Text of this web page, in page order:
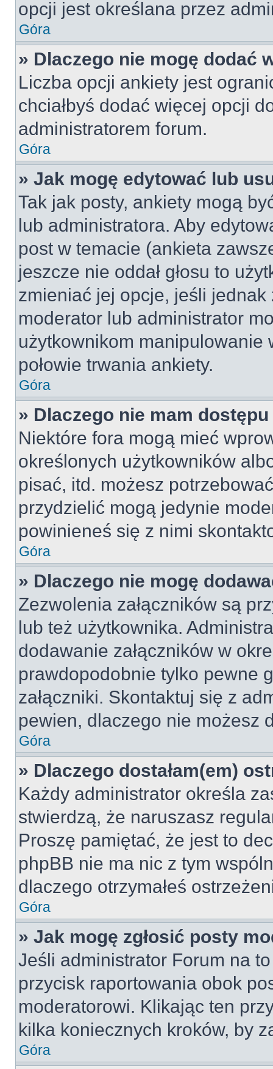
opcji jest określana przez
Góra
» Dlaczego nie mogę dodać
Liczba opcji ankiety jest
chciałbyś dodać więcej opcji
administratorem forum.
Góra
» Jak mogę edytować lub
Tak jak posty, ankiety mogą
lub administratora. Aby
post w temacie (ankieta
jeszcze nie oddał głosu to
zmieniać jej opcje, jeśli jednak
moderator lub administrator
użytkownikom manipulowanie
połowie trwania ankiety.
Góra
» Dlaczego nie mam
Niektóre fora mogą mieć
określonych użytkowników
pisać, itd. możesz
przydzielić mogą jedynie
powinieneś się z nimi
Góra
» Dlaczego nie mogę
Zezwolenia załączników są
lub też użytkownika.
dodawanie załączników w
prawdopodobnie tylko pewne
załączniki. Skontaktuj się z
pewien, dlaczego nie możesz
Góra
» Dlaczego dostałam(em)
Każdy administrator określa
stwierdzą, że naruszasz
Proszę pamiętać, że jest to
phpBB nie ma nic z tym
dlaczego otrzymałeś
Góra
» Jak mogę zgłosić posty
Jeśli administrator Forum na
przycisk raportowania obok
moderatorowi. Klikając ten
kilka koniecznych kroków, by
Góra